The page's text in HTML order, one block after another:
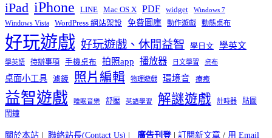
iPad iPhone LINE Mac OS X PDF widget Windows 7
Windows Vista WordPress 網站架設 免費圖庫 動作遊戲 動態桌布
好玩遊戲 好玩遊戲、休閒益智 學日文 學英文
學英語 待辦事項 手機桌布 拍照app 播放器 日文學習 桌布
桌面小工具 濾鏡 照片編輯 物理遊戲 環境音 療癒
益智遊戲 睡眠音樂 舒壓 英語學習 解謎遊戲 計時器
貼圖
鬧鐘
關於本站 | 聯絡站長(Contact Us) | 廣告刊登| 訂閱新文章 / 用 Email